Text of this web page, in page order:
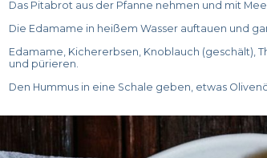
Das Pitabrot aus der Pfanne nehmen und mit
Die Edamame in heißem Wasser auftauen und
Edamame, Kichererbsen, Knoblauch (geschält),
und pürieren.
Den Hummus in eine Schale geben, etwas